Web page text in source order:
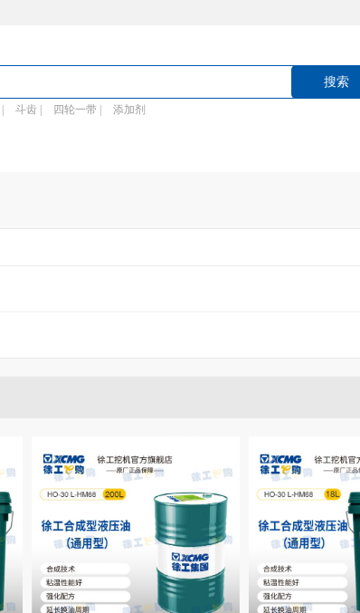
搜索
斗齿 | 四轮一带 | 添加剂